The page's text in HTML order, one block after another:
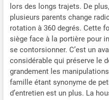
lors des longs trajets. De
plusieurs parents change
rotation à 360 degrés. Cette
siège face à la portière pour
se contorsionner. C’est un
considérable qui préserve le
grandement les
famille étant synonyme de
d’entretien est un plus. La